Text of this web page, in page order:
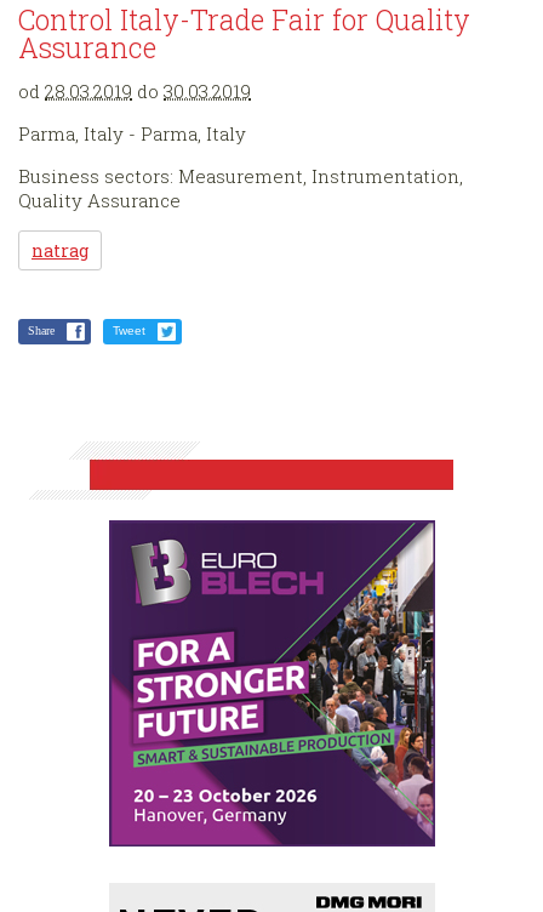
Control Italy-Trade Fair for Quality
Assurance
od 28.03.2019 do 30.03.2019
Parma, Italy - Parma, Italy
Business sectors: Measurement, Instrumentation,
Quality Assurance
natrag
Share Tweet